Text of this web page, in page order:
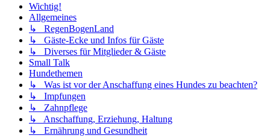
Wichtig!
Allgemeines
↳ RegenBogenLand
↳ Gäste-Ecke und Infos für Gäste
↳ Diverses für Mitglieder & Gäste
Small Talk
Hundethemen
↳ Was ist vor der Anschaffung eines Hundes zu beachten?
↳ Impfungen
↳ Zahnpflege
↳ Anschaffung, Erziehung, Haltung
↳ Ernährung und Gesundheit